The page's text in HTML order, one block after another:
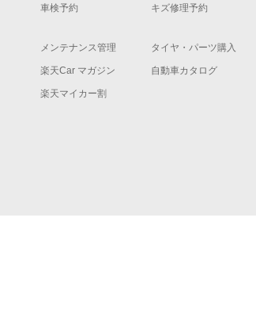
車検予約 キズ修理予約
メンテナンス管理 タイヤ・パーツ購入
楽天Car マガジン 自動車カタログ
楽天マイカー割